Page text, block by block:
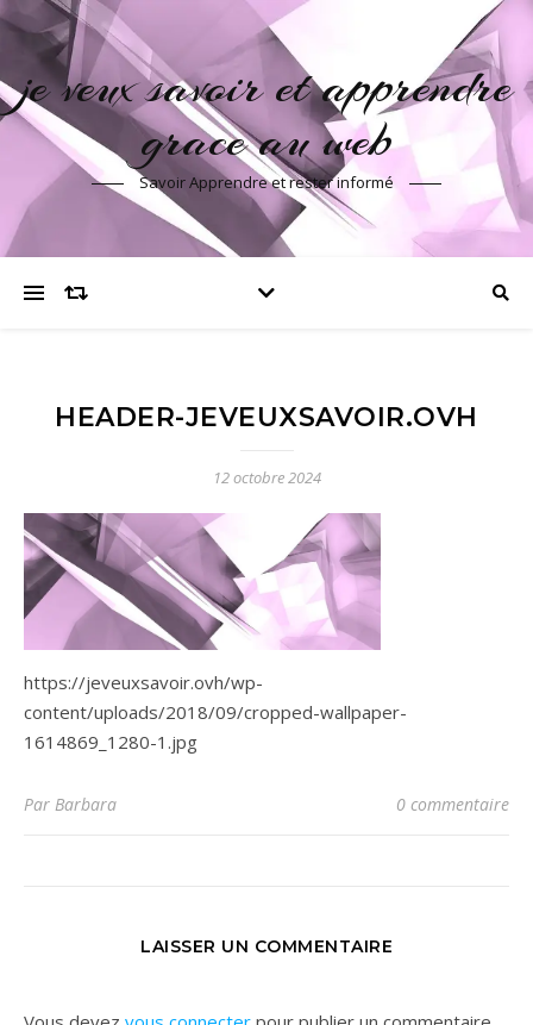
je veux savoir et apprendre
grace au web
Savoir Apprendre et rester informé
HEADER-JEVEUXSAVOIR.OVH
12 octobre 2024
https://jeveuxsavoir.ovh/wp-
content/uploads/2018/09/cropped-wallpaper-
1614869_1280-1.jpg
Par Barbara 0 commentaire
LAISSER UN COMMENTAIRE